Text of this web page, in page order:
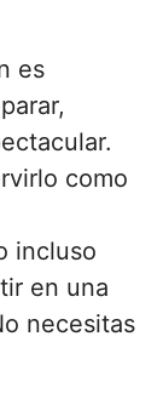
es
como
incluso
en una
necesitas